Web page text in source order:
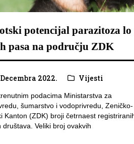
potencijal parazitoza lo
pasa na području ZDK
Decembra 2022. Vijesti
podacima Ministarstva za
šumarstvo i vodoprivredu, Zeničko-
Kanton (ZDK) broji četrnaest
društava. Veliki broj ovakvih